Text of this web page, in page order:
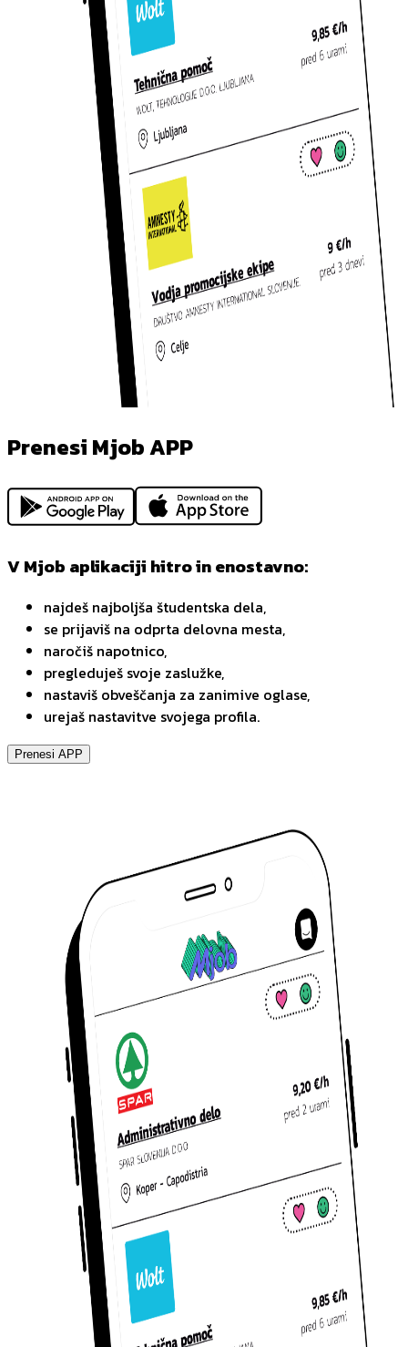
Prenesi Mjob APP
V Mjob aplikaciji hitro in enostavno:
najdeš najboljša študentska dela,
se prijaviš na odprta delovna mesta,
naročiš napotnico,
pregleduješ svoje zaslužke,
nastaviš obveščanja za zanimive oglase,
urejaš nastavitve svojega profila.
Prenesi APP